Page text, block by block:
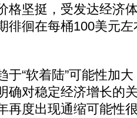
格坚挺，受发达经济
徘徊在每桶100美元
“软着陆”可能性加大
确对稳定经济增长的
再度出现通缩可能性